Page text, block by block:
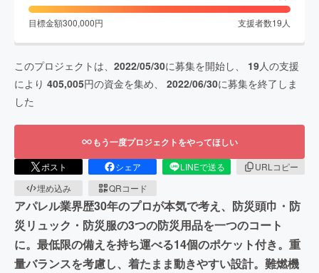
目標金額300,000円 支援者数19 人
このプロジェクトは、 2022/05/30に募集を開始し、 19人の支援
により 405,005円の資金を集め、 2022/06/30に募集を終了しま
した
もう一度プロジェクトをやってほしい
ポスト シェア LINEで送る
URLコピー
埋め込み
QRコード
アパレル業界歴30年のプロが本気で考え、防災頭巾・防
災リュック・防災服の3つの防災用品を一つのコート
に。最低限の備えを持ち運べる14個のポケット付き。重
量バランスを考慮し、着たまま動きやすい設計。難燃機